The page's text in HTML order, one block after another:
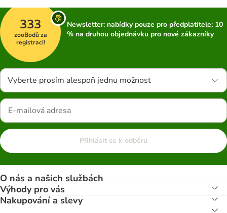
333
zooBodů za
registraci!
Newsletter: nabídky pouze pro předplatitele; 10
% na druhou objednávku pro nové zákazníky
Vyberte prosím alespoň jednu možnost
Přihlásit se k odběru
O nás a našich službách
Výhody pro vás
Nakupování a slevy